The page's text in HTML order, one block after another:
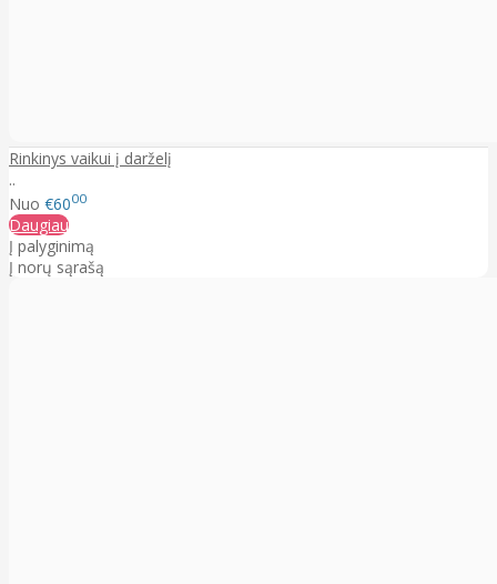
Rinkinys vaikui į darželį
..
Nuo €6000
Daugiau
Į palyginimą
Į norų sąrašą